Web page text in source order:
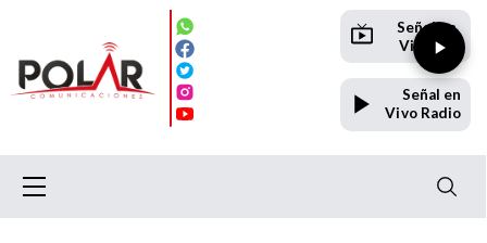
Señal en
Vivo TV
Señal en
Vivo Radio